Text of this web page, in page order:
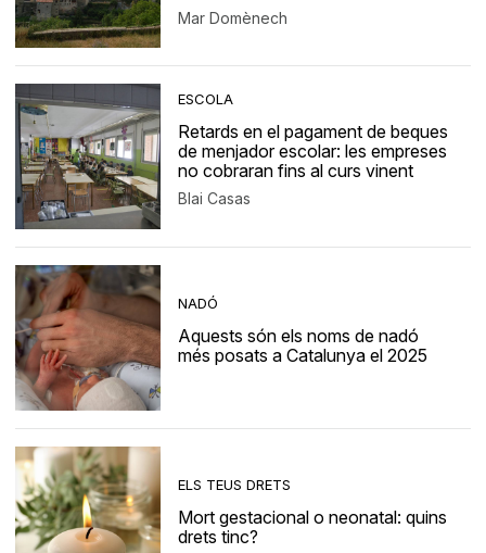
Mar Domènech
ESCOLA
Retards en el pagament de beques
de menjador escolar: les empreses
no cobraran fins al curs vinent
Blai Casas
NADÓ
Aquests són els noms de nadó
més posats a Catalunya el 2025
ELS TEUS DRETS
Mort gestacional o neonatal: quins
drets tinc?